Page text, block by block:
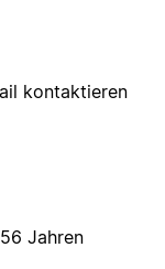
kontaktieren
Jahren